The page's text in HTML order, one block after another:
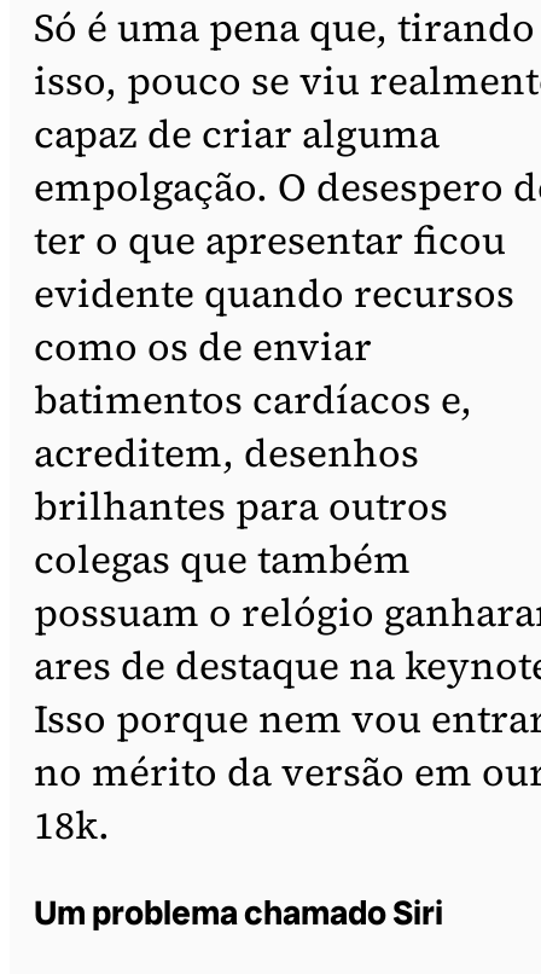
Só é uma pena que, tirando
isso, pouco se viu
capaz de criar alguma
empolgação. O desespero
ter o que apresentar ficou
evidente quando recursos
como os de enviar
batimentos cardíacos e,
acreditem, desenhos
brilhantes para outros
colegas que também
possuam o relógio
ares de destaque na
Isso porque nem vou
no mérito da versão em
18k.
Um problema chamado Siri